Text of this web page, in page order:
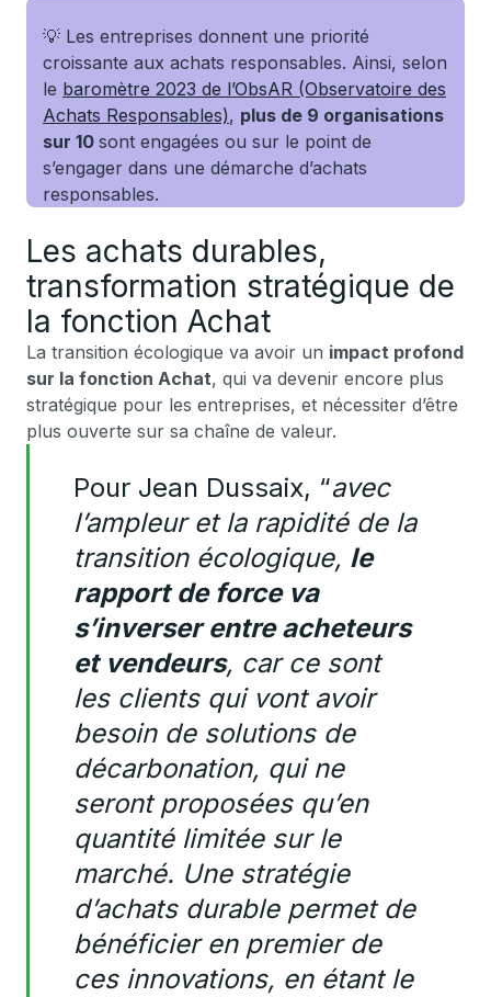
💡 Les entreprises donnent une priorité
croissante aux achats responsables. Ainsi, selon
le baromètre 2023 de l’ObsAR (Observatoire des
Achats Responsables), plus de 9 organisations
sur 10 sont engagées ou sur le point de
s’engager dans une démarche d’achats
responsables.
Les achats durables,
transformation stratégique de
la fonction Achat
La transition écologique va avoir un impact profond
sur la fonction Achat, qui va devenir encore plus
stratégique pour les entreprises, et nécessiter d’être
plus ouverte sur sa chaîne de valeur.
Pour Jean Dussaix, “avec
l’ampleur et la rapidité de la
transition écologique, le
rapport de force va
s’inverser entre acheteurs
et vendeurs, car ce sont
les clients qui vont avoir
besoin de solutions de
décarbonation, qui ne
seront proposées qu’en
quantité limitée sur le
marché. Une stratégie
d’achats durable permet de
bénéficier en premier de
ces innovations, en étant le